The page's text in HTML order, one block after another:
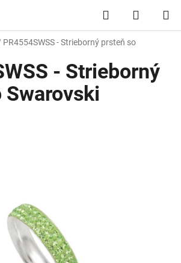
Hľadať
KOŠÍK
PR4554SWSS - Strieborný prsteň so
- Strieborný
Swarovski